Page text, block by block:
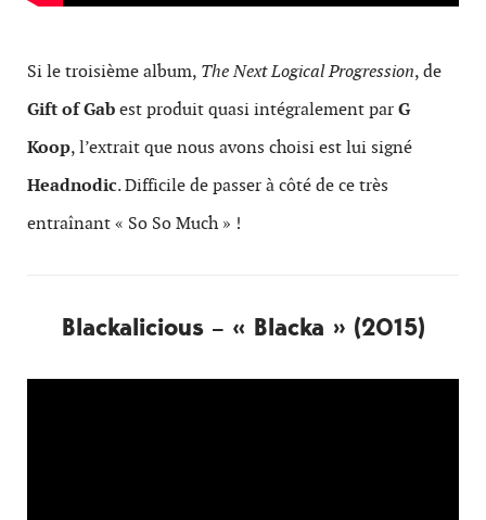
Si le troisième album, The Next Logical Progression, de
Gift of Gabest produit quasi intégralement parG
Koop, l’extrait que nous avons choisi est lui signé
Headnodic. Difficile de passer à côté de ce très
entraînant « So So Much » !
Blackalicious – « Blacka » (2015)